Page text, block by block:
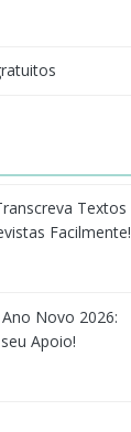
Textos
Facilmente!
Novo 2026:
Apoio!